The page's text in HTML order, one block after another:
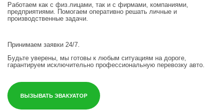
Работаем как с физ.лицами, так и с фирмами, компаниями,
предприятиями. Помогаем оперативно решать личные и
производственные задачи.
Принимаем заявки 24/7.
Будьте уверены, мы готовы к любым ситуациям на дороге,
гарантируем исключительно профессиональную перевозку авто.
ВЫЗЫВАТЬ ЭВАКУАТОР